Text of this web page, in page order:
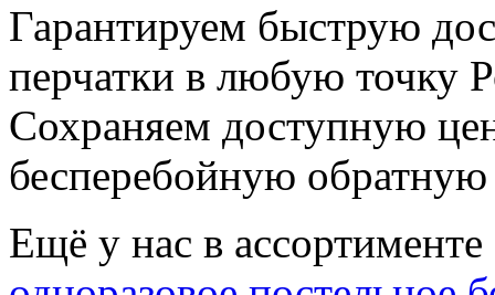
Гарантируем быструю
перчатки в любую точку
Сохраняем доступную
бесперебойную обратную
Ещё у нас в